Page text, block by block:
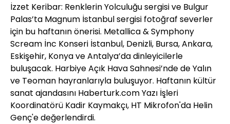
İzzet Keribar: Renklerin Yolculuğu sergisi ve Bulgur
Palas’ta Magnum İstanbul sergisi fotoğraf severler
için bu haftanın önerisi. Metallica & Symphony
Scream İnc Konseri İstanbul, Denizli, Bursa, Ankara,
Eskişehir, Konya ve Antalya’da dinleyicilerle
buluşacak. Harbiye Açık Hava Sahnesi’nde de Yalın
ve Teoman hayranlarıyla buluşuyor. Haftanın kültür
sanat ajandasını Haberturk.com Yazı İşleri
Koordinatörü Kadir Kaymakçı, HT Mikrofon'da Helin
Genç'e değerlendirdi.